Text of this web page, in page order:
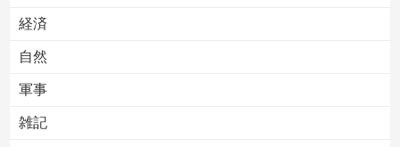
経済
自然
軍事
雑記